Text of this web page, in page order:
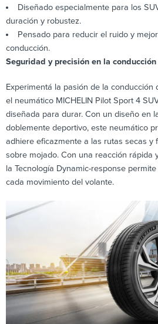
Diseñado especialmente para los
duración y robustez.
Pensado para reducir el ruido y
conducción.
Seguridad y precisión en la conducción
Experimentá la pasión de la conducción
el neumático MICHELIN Pilot Sport 4
diseñada para durar. Con un diseño en
doblemente deportivo, este neumático
adhiere eficazmente a las rutas secas y
sobre mojado. Con una reacción rápida
la Tecnología Dynamic-response
cada movimiento del volante.